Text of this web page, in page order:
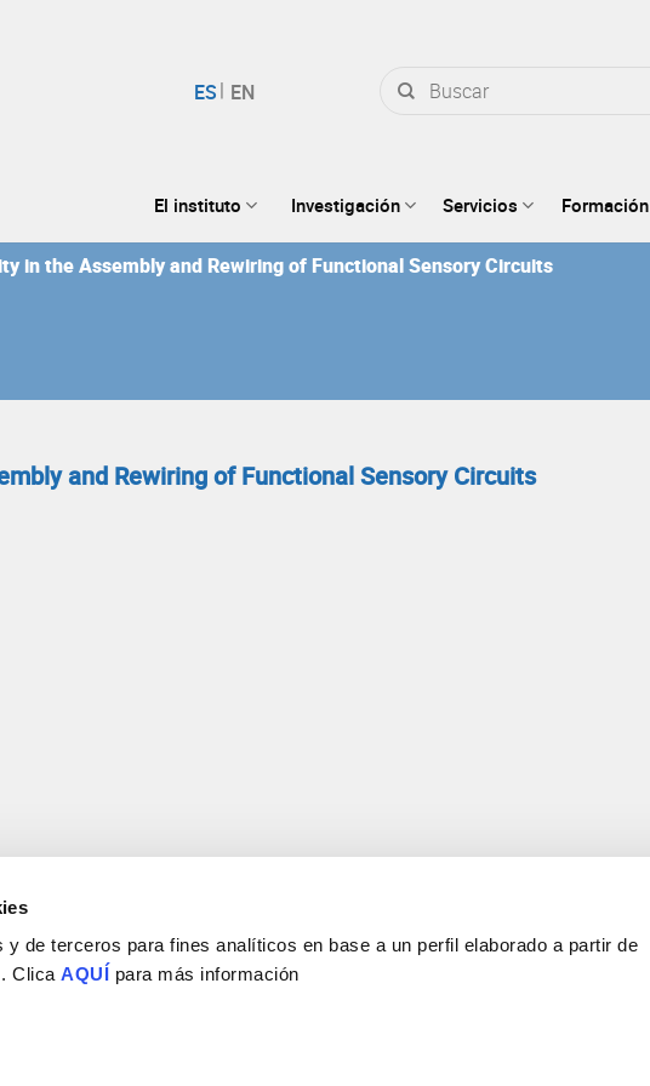
de terceros para fines analíticos en base a un perfil elaborado a partir de
. ClicaAQUÍ para más información
por:
El instituto Investigación Servicios Formación
in the Assembly and Rewiring of Functional Sensory Circuits
and Rewiring of Functional Sensory Circuits